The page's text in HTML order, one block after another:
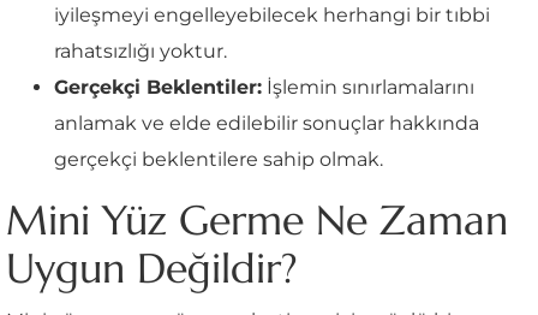
iyileşmeyi engelleyebilecek herhangi bir tıbbi
rahatsızlığı yoktur.
Gerçekçi Beklentiler: İşlemin sınırlamalarını
anlamak ve elde edilebilir sonuçlar hakkında
gerçekçi beklentilere sahip olmak.
Mini Yüz Germe Ne Zaman
Uygun Değildir?